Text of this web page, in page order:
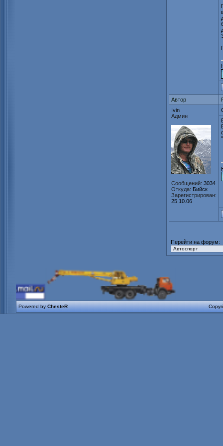
Автор
Ivin
Админ
Сообщений: 3034
Откуда: Бийск
Зарегистрирован:
25.10.06
Перейти на форум:
Powered byChesteR